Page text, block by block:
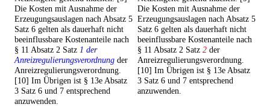
Die Kosten mit Ausnahme der
Erzeugungsauslagen nach Absatz 5
Satz 6 gelten als dauerhaft nicht
beeinflussbare Kostenanteile nach
§ 11 Absatz 2 Satz 1 der
Anreizregulierungsverordnung der
Anreizregulierungsverordnung.
[10] Im Übrigen ist § 13e Absatz
3 Satz 6 und 7 entsprechend
anzuwenden.
Die Kosten mit Ausnahme der
Erzeugungsauslagen nach Absatz 5
Satz 6 gelten als dauerhaft nicht
beeinflussbare Kostenanteile nach
§ 11 Absatz 2 Satz 2 der
Anreizregulierungsverordnung.
[10] Im Übrigen ist § 13e Absatz
3 Satz 6 und 7 entsprechend
anzuwenden.